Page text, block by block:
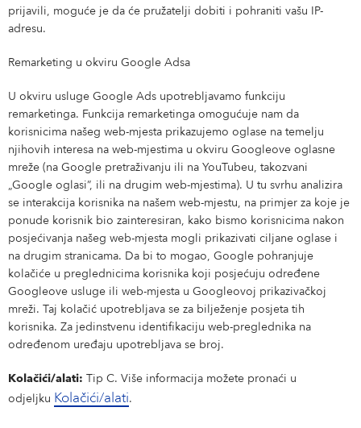
prijavili, moguće je da će pružatelji dobiti i pohraniti vašu IP-
adresu.
Remarketing u okviru Google Adsa
U okviru usluge Google Ads upotrebljavamo funkciju
remarketinga. Funkcija remarketinga omogućuje nam da
korisnicima našeg web-mjesta prikazujemo oglase na temelju
njihovih interesa na web-mjestima u okviru Googleove oglasne
mreže (na Google pretraživanju ili na YouTubeu, takozvani
„Google oglasi”, ili na drugim web-mjestima). U tu svrhu analizira
se interakcija korisnika na našem web-mjestu, na primjer za koje je
ponude korisnik bio zainteresiran, kako bismo korisnicima nakon
posjećivanja našeg web-mjesta mogli prikazivati ciljane oglase i
na drugim stranicama. Da bi to mogao, Google pohranjuje
kolačiće u preglednicima korisnika koji posjećuju određene
Googleove usluge ili web-mjesta u Googleovoj prikazivačkoj
mreži. Taj kolačić upotrebljava se za bilježenje posjeta tih
korisnika. Za jedinstvenu identifikaciju web-preglednika na
određenom uređaju upotrebljava se broj.
Kolačići/alati: Tip C. Više informacija možete pronaći u
odjeljku Kolačići/alati.